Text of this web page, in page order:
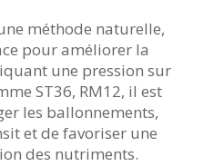
méthode naturelle,
pour améliorer la
une pression sur
ST36, RM12, il est
les ballonnements,
et de favoriser une
des nutriments.